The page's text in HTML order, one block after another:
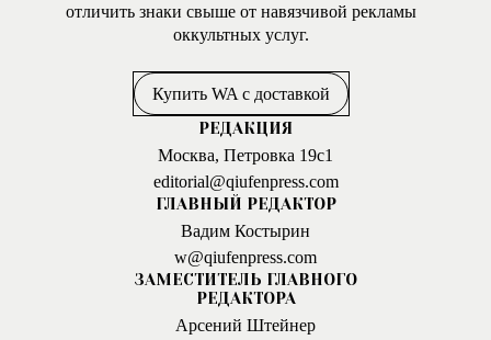
отличить знаки свыше от навязчивой рекламы
оккультных услуг.
Купить WA с доставкой
РЕДАКЦИЯ
Москва, Петровка 19с1
editorial@qiufenpress.com
ГЛАВНЫЙ РЕДАКТОР
Вадим Костырин
w@qiufenpress.com
ЗАМЕСТИТЕЛЬ ГЛАВНОГО
РЕДАКТОРА
Арсений Штейнер